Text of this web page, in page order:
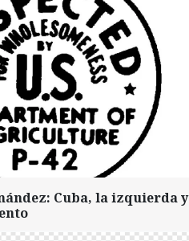
Cuba, la izquierda y